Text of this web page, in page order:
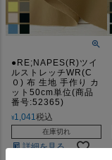
●RE;NAPES(R)ツイ
ルストレッチWR(C
０) 布 生地 手作り カ
ット50cm単位(商品
番号:52365)
¥1,041 税込
在庫切れ
詳細を見る